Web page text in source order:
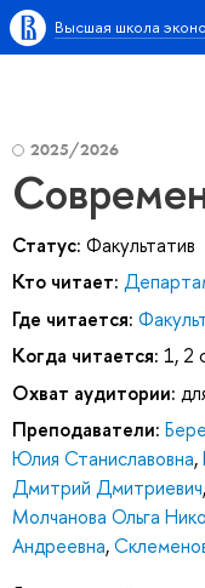
Высшая школа
2025/2026
Статус: Факультатив
Кто читает:
Где читается:
Когда читается: 1, 2
Охват аудитории:
Преподаватели:
Юлия Станиславовна,
Дмитрий Дмитриевич,
Молчанова Ольга
Андреевна,